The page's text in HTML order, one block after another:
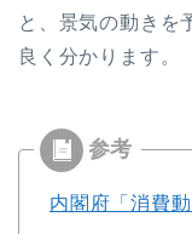
と、景気の動きを
良く分かります。
内閣府「消費